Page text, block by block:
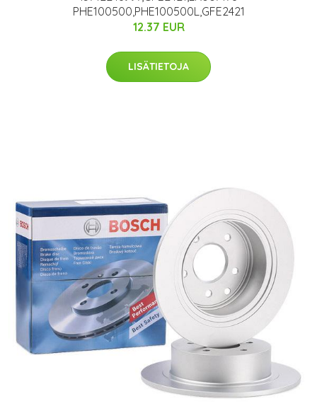
PHE100500,PHE100500L,GFE2421
12.37 EUR
LISÄTIETOJA